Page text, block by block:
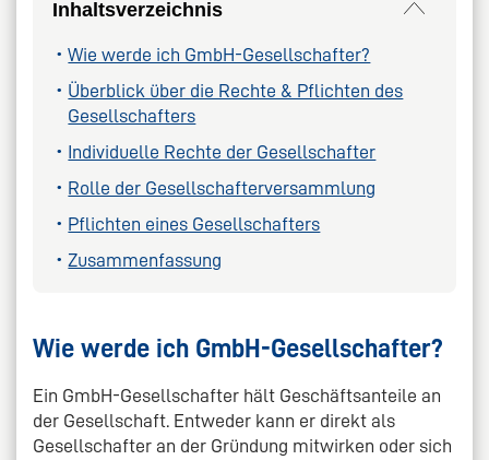
Inhaltsverzeichnis
Wie werde ich GmbH-Gesellschafter?
Überblick über die Rechte & Pflichten des
Gesellschafters
Individuelle Rechte der Gesellschafter
Rolle der Gesellschafterversammlung
Pflichten eines Gesellschafters
Zusammenfassung
Wie werde ich GmbH-Gesellschafter?
Ein GmbH-Gesellschafter hält Geschäftsanteile an
der Gesellschaft. Entweder kann er direkt als
Gesellschafter an der Gründung mitwirken oder sich